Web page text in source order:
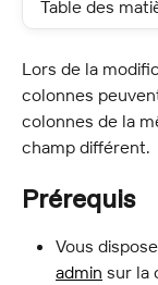
Table des
Lors de la
colonnes
colonnes de la
champ différent.
Prérequis
Vous
admin sur la